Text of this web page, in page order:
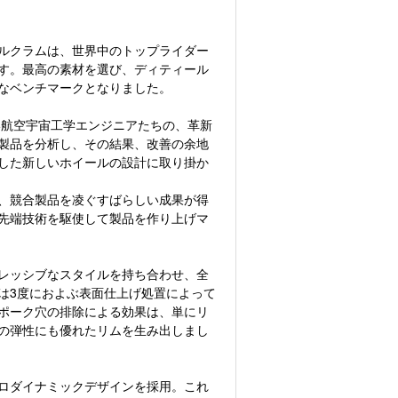
クラムは、世界中のトップライダー
。最高の素材を選び、ディティール
ンチマークとなりました。
空宇宙工学エンジニアたちの、革新
品を分析し、その結果、改善の余地
た新しいホイールの設計に取り掛か
競合製品を凌ぐすばらしい成果が得
端技術を駆使して製品を作り上げマ
ッシブなスタイルを持ち合わせ、全
3度におよぶ表面仕上げ処置によって
ーク穴の排除による効果は、単にリ
弾性にも優れたリムを生み出しまし
ダイナミックデザインを採用。これ